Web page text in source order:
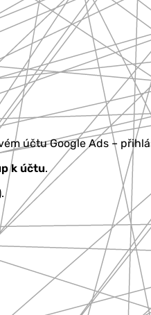
účtu Google Ads –
k účtu.